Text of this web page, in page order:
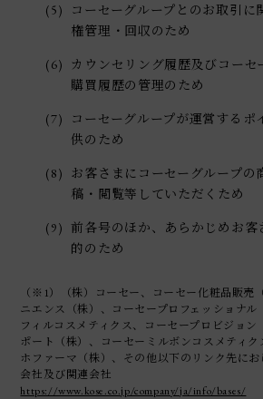
(5)
コーセーグループとのお取引に
権管理・回収のため
(6)
カウンセリング履歴及びコーセ
購買履歴の管理のため
(7)
コーセーグループが運営するポ
供のため
(8)
お客さまにコーセーグループの
稿・閲覧等していただくため
(9) 前各号のほか、あらかじめお客
的のため
（※1）（株）コーセー、コーセー化粧品販売
ニエンス（株）、コーセープロフェッショナル
フィルコスメティクス、コーセープロビジョン
ポート（株）、コーセーミルボンコスメティ
ホファーマ（株）、その他以下のリンク先に
会社及び関連会社
https://www.kose.co.jp/company/ja/info/bases/